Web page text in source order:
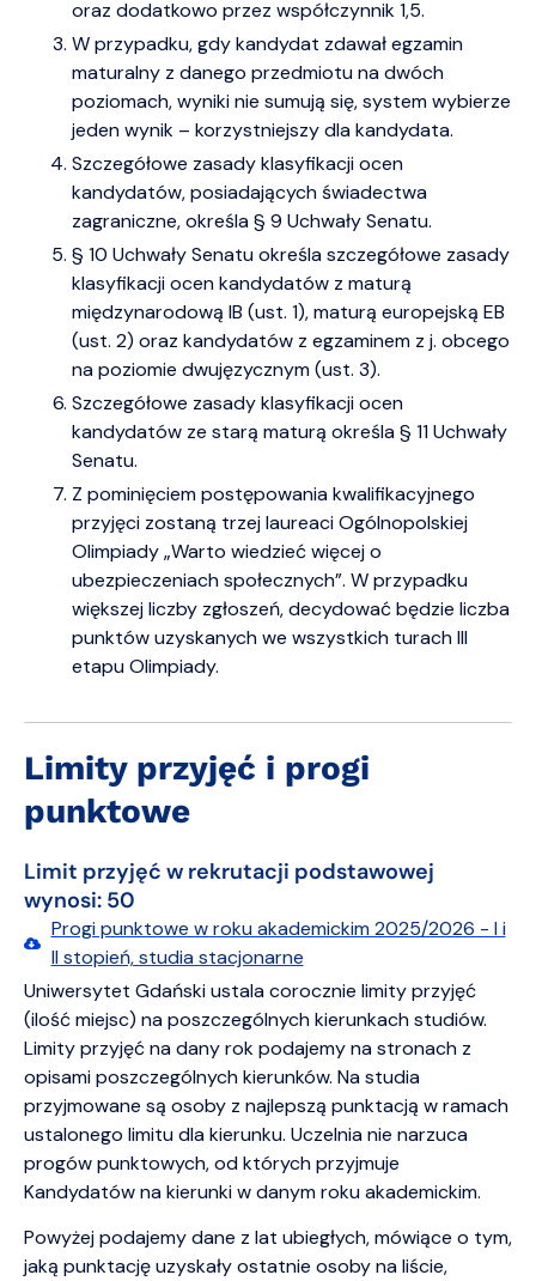
oraz dodatkowo przez współczynnik 1,5.
W przypadku, gdy kandydat zdawał egzamin
maturalny z danego przedmiotu na dwóch
poziomach, wyniki nie sumują się, system wybierze
jeden wynik – korzystniejszy dla kandydata.
Szczegółowe zasady klasyfikacji ocen
kandydatów, posiadających świadectwa
zagraniczne, określa § 9 Uchwały Senatu.
§ 10 Uchwały Senatu określa szczegółowe zasady
klasyfikacji ocen kandydatów z maturą
międzynarodową IB (ust. 1), maturą europejską EB
(ust. 2) oraz kandydatów z egzaminem z j. obcego
na poziomie dwujęzycznym (ust. 3).
Szczegółowe zasady klasyfikacji ocen
kandydatów ze starą maturą określa § 11 Uchwały
Senatu.
Z pominięciem postępowania kwalifikacyjnego
przyjęci zostaną trzej laureaci Ogólnopolskiej
Olimpiady „Warto wiedzieć więcej o
ubezpieczeniach społecznych”. W przypadku
większej liczby zgłoszeń, decydować będzie liczba
punktów uzyskanych we wszystkich turach III
etapu Olimpiady.
Limity przyjęć i progi
punktowe
Limit przyjęć w rekrutacji podstawowej
wynosi: 50
Progi punktowe w roku akademickim 2025/2026 - I i
II stopień, studia stacjonarne
Uniwersytet Gdański ustala corocznie limity przyjęć
(ilość miejsc) na poszczególnych kierunkach studiów.
Limity przyjęć na dany rok podajemy na stronach z
opisami poszczególnych kierunków. Na studia
przyjmowane są osoby z najlepszą punktacją w ramach
ustalonego limitu dla kierunku. Uczelnia nie narzuca
progów punktowych, od których przyjmuje
Kandydatów na kierunki w danym roku akademickim.
Powyżej podajemy dane z lat ubiegłych, mówiące o tym,
jaką punktację uzyskały ostatnie osoby na liście,